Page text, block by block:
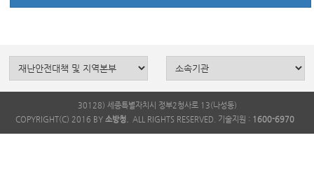
30128) 세종특별자치시 정부2청사로 13(나성동)
COPYRIGHT(C) 2016 BY 소방청. ALL RIGHTS RESERVED. 기술지원 : 1600-6970